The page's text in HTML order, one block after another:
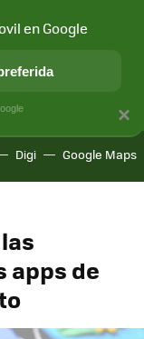
APLICACIONES
Digi Google Maps
apps de
×
en Google